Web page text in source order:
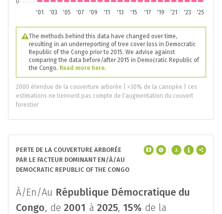
'01 '03 '05 '07 '09 '11 '13 '15 '17 '19 '21 '23 '25
0
The methods behind this data have changed over time,
resulting in an underreporting of tree cover loss in Democratic
Republic of the Congo prior to 2015. We advise against
comparing the data before/after 2015 in Democratic Republic of
the Congo. Read more here.
2000 étendue de la couverture arborée | >30% de la canopée | ces
estimations ne tiennent pas compte de l'augmentation du couvert
forestier
PERTE DE LA COUVERTURE ARBORÉE
PAR LE FACTEUR DOMINANT EN/À/AU
DEMOCRATIC REPUBLIC OF THE CONGO
À/En/Au République Démocratique du
Congo, de 2001 à 2025, 15% de la